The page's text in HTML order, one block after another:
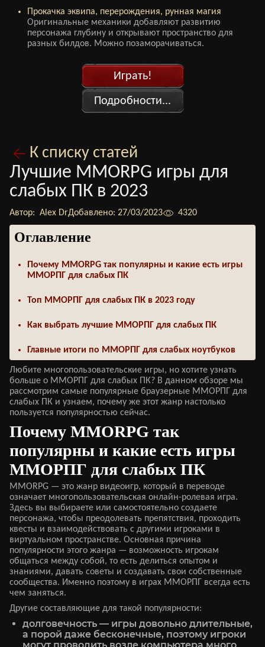
Прокачка эквипа, перерождения, рунная магия
Оригинальные механики добавляют развитию
персонажа глубину и открывают пространство для
разных билдов. Можно позаморачиваться.
Играть!
Подробности...
К списку статей
Лучшие MMORPG игры для
слабых ПК в 2023
Автор: Alex DrДобавлено: 27/03/2023 4320
Оглавление
Почему MMORPG так популярны и какие есть игры
ММОРПГ для слабых ПК
Топ ММОРПГ для слабых ПК в 2023 году
Как выбрать лучшие ММОРПГ для слабых ПК
Главные итоги по ММОРПГ для слабых ноутбуков
Любите многопользовательские игры, но хотите узнать
больше о ММОРПГ для слабых ПК? В данном обзоре мы
рассмотрим самые популярные браузерные ММОРПГ для
слабых ПК и узнаем, почему же этот жанр настолько
пользуется популярностью сейчас.
Почему MMORPG так
популярны и какие есть игры
ММОРПГ для слабых ПК
MMORPG — это жанр видеоигр, который в переводе
означает многопользовательская онлайн-ролевая игра.
Здесь вы выбираете или самостоятельно создаете
персонажа, чтобы преодолевать препятствия, проходить
квесты и взаимодействовать с другими игроками в
виртуальном пространстве. Основная причина
популярности этого жанра — возможность игрокам
общаться между собой, то есть делиться опытом и
знаниями, давать советы и создавать свои собственные
сообщества. Именно поэтому в играх ММОРПГ всегда есть
чем заняться.
Другие составляющие для такой популярности:
долговечность — игры довольно длительные,
а порой даже бесконечные, поэтому игроки